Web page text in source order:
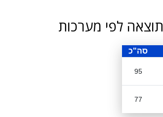
תוצאה לפי מערכות
סה"כ
95
77